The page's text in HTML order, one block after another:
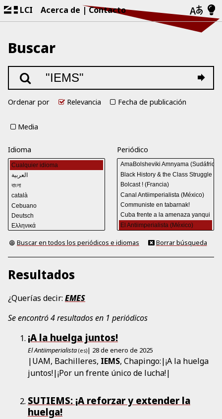
LCI Acerca de Contacto
Buscar
Ordenar por Relevancia Fecha de publicación
Media
Idioma Periódico
Buscar en todos los periódicos e idiomas Borrar búsqueda
Resultados
¿Querías decir: EMES
Se encontró 4 resultados en 1 periódicos
¡A la huelga juntos!
El Antiimperialista (es)| 28 de enero de 2025
|UAM, Bachilleres, IEMS, Chapingo:|¡A la huelga
juntos!|¡Por un frente único de lucha!|
SUTIEMS: ¡A reforzar y extender la
huelga!